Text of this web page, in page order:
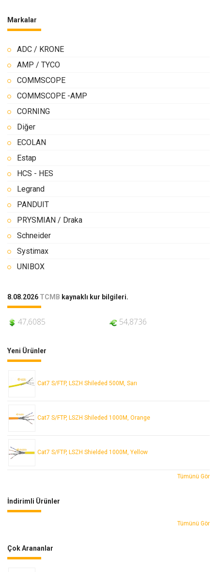
Markalar
ADC / KRONE
AMP / TYCO
COMMSCOPE
COMMSCOPE -AMP
CORNING
Diğer
ECOLAN
Estap
HCS - HES
Legrand
PANDUIT
PRYSMIAN / Draka
Schneider
Systimax
UNIBOX
8.08.2026 TCMB kaynaklı kur bilgileri.
47,6085 54,8736
Yeni Ürünler
Cat7 S/FTP, LSZH Shileded 500M, Sarı
Cat7 S/FTP, LSZH Shileded 1000M, Orange
Cat7 S/FTP, LSZH Shielded 1000M, Yellow
Tümünü Gör
İndirimli Ürünler
Tümünü Gör
Çok Arananlar